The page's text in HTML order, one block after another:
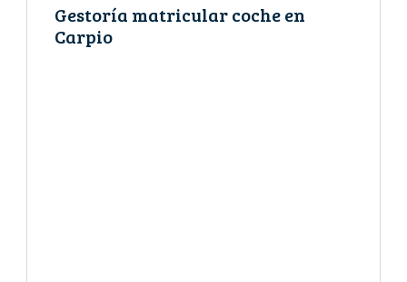
Gestoría matricular coche en
Carpio